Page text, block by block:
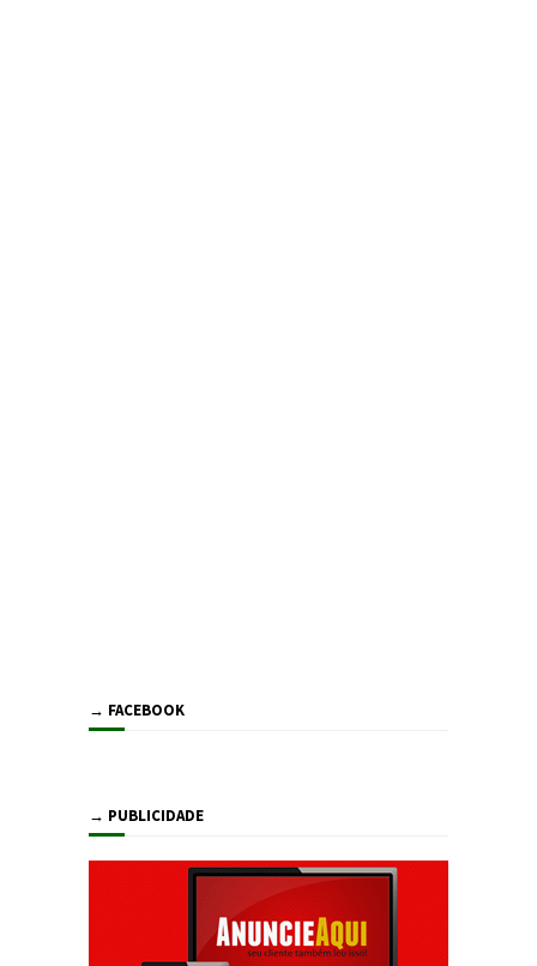
→ FACEBOOK
→ PUBLICIDADE